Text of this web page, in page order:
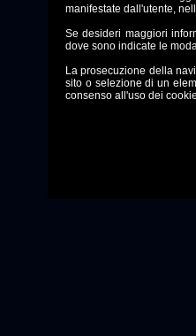
manifestate dall'utente,
Se desideri maggiori
dove sono indicate le
La prosecuzione della
sito o selezione di un
consenso all'uso dei